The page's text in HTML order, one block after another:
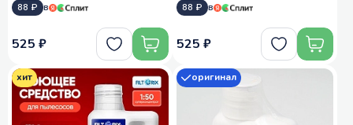
88 ₽ в
525 ₽
88 ₽ в
525 ₽
хит оригинал